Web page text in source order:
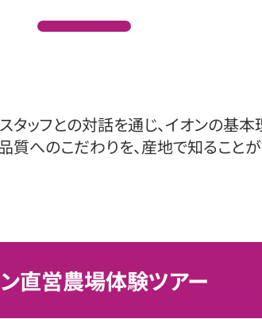
ッフとの対話を通じ、イオンの基本
質へのこだわりを、産地で知ることが
直営農場体験ツアー